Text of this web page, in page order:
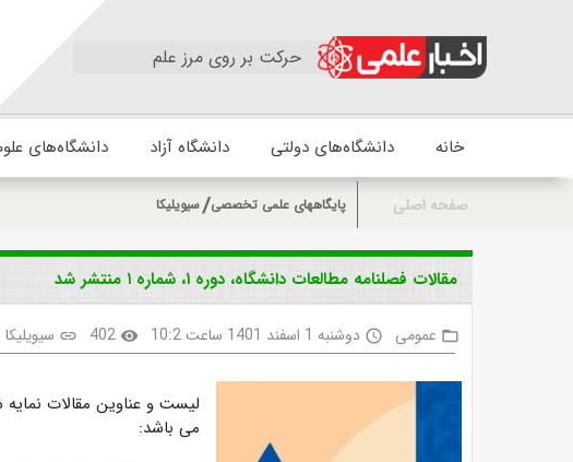
حرکت بر روی مرز علم
خانه دانشگاه‌های دولتی دانشگاه آزاد دانشگاه‌های
صفحه اصلی پایگاههای علمی تخصصی سیویلیکا
مقالات فصلنامه مطالعات دانشگاه، دوره ۱، شماره ۱ منتشر شد
folder_open عمومی access_time دوشنبه 1 اسفند 1401 ساعت 10:2 visibility
402
link سیویلیکا
می باشد: